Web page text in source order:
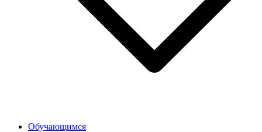
Обучающимся